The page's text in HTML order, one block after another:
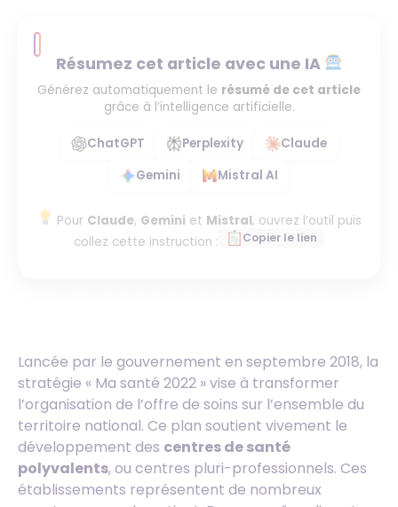
Résumez cet article avec une IA
Générez automatiquement le résumé de cet article
grâce à l’intelligence artificielle.
ChatGPT Perplexity
Claude
Gemini
Mistral AI
Pour Claude, Gemini et Mistral, ouvrez l’outil puis
collez cette instruction :
Copier le lien
Lancée par le gouvernement en septembre 2018, la
stratégie « Ma santé 2022 » vise à transformer
l’organisation de l’offre de soins sur l’ensemble du
territoire national. Ce plan soutient vivement le
développement des centres de santé
polyvalents, ou centres pluri-professionnels. Ces
établissements représentent de nombreux